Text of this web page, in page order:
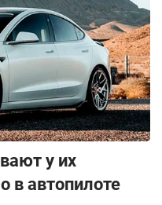
у их
в автопилоте